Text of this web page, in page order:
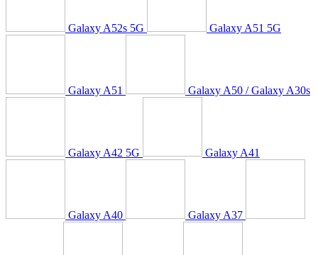
Galaxy A52s 5G Galaxy A51 5G
Galaxy A51 Galaxy A50 / Galaxy A30s
Galaxy A42 5G Galaxy A41
Galaxy A40 Galaxy A37